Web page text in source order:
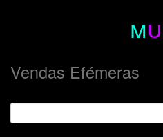
mu
Vendas Efémeras